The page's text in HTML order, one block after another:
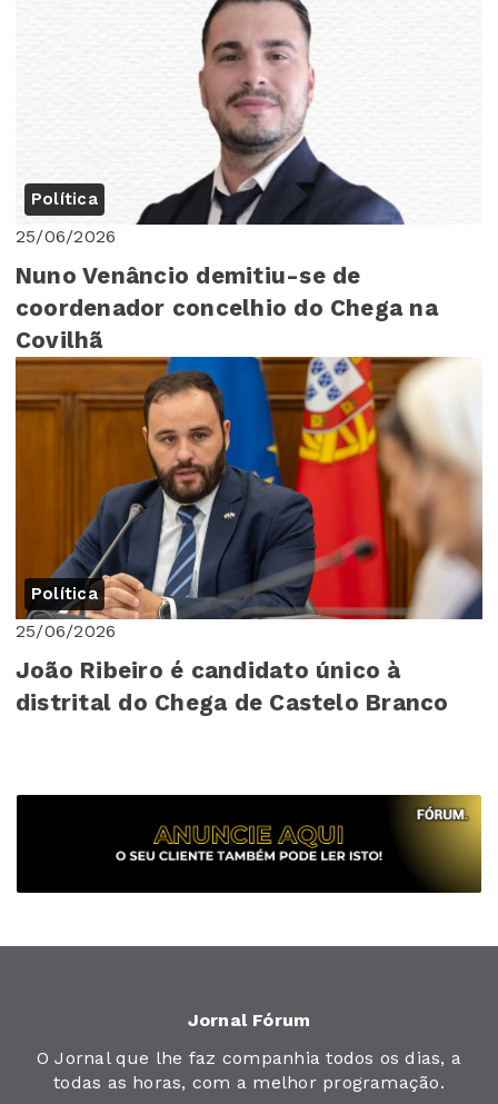
Política
25/06/2026
Nuno Venâncio demitiu-se de
coordenador concelhio do Chega na
Covilhã
Política
25/06/2026
João Ribeiro é candidato único à
distrital do Chega de Castelo Branco
Jornal Fórum
O Jornal que lhe faz companhia todos os dias, a
todas as horas, com a melhor programação.